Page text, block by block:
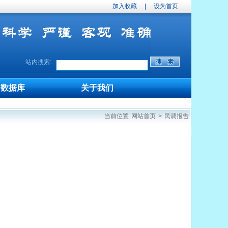
加入收藏 设为首页
站内搜索:
数据库 关于我们
当前位置 网站首页 > 民调报告